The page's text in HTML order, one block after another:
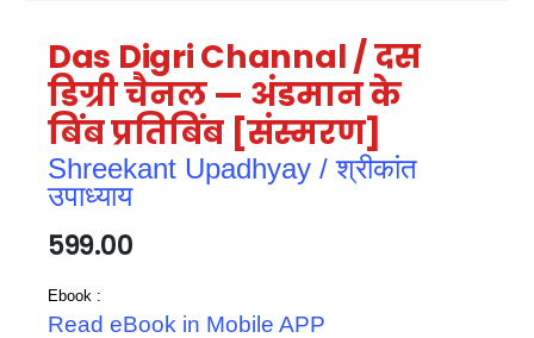
Das Digri Channal / दस
डिग्री चैनल — अंडमान के
बिंब प्रतिबिंब [संस्मरण]
Shreekant Upadhyay / श्रीकांत
उपाध्याय
599.00
Ebook :
Read eBook in Mobile APP